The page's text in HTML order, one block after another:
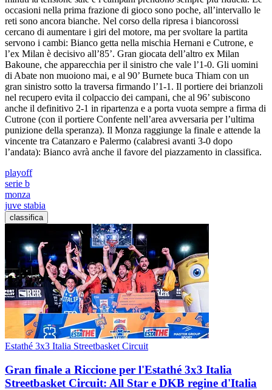
occasioni nella prima frazione di gioco sono poche, all’intervallo le
reti sono ancora bianche. Nel corso della ripresa i biancorossi
cercano di aumentare i giri del motore, ma per svoltare la partita
servono i cambi: Bianco getta nella mischia Hernani e Cutrone, e
l’ex Milan è decisivo all’85’. Gran giocata dell’altro ex Milan
Bakoune, che apparecchia per il sinistro che vale l’1-0. Gli uomini
di Abate non muoiono mai, e al 90’ Burnete buca Thiam con un
gran sinistro sotto la traversa firmando l’1-1. Il portiere dei brianzoli
nel recupero evita il colpaccio dei campani, che al 96’ subiscono
anche il definitivo 2-1 in ripartenza e a porta vuota sempre a firma di
Cutrone (con il portiere Confente nell’area avversaria per l’ultima
punizione della speranza). Il Monza raggiunge la finale e attende la
vincente tra Catanzaro e Palermo (calabresi avanti 3-0 dopo
l’andata): Bianco avrà anche il favore del piazzamento in classifica.
playoff
serie b
monza
juve stabia
classifica
Estathé 3x3 Italia Streetbasket Circuit
Gran finale a Riccione per l'Estathé 3x3 Italia
Streetbasket Circuit: All Star e DKB regine d'Italia